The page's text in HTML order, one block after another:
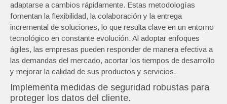
adaptarse a cambios rápidamente. Estas metodologías
fomentan la flexibilidad, la colaboración y la entrega
incremental de soluciones, lo que resulta clave en un entorno
tecnológico en constante evolución. Al adoptar enfoques
ágiles, las empresas pueden responder de manera efectiva a
las demandas del mercado, acortar los tiempos de desarrollo
y mejorar la calidad de sus productos y servicios.
Implementa medidas de seguridad robustas para
proteger los datos del cliente.